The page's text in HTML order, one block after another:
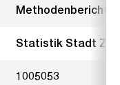
Methodenbericht
Statistik Stadt
1005053